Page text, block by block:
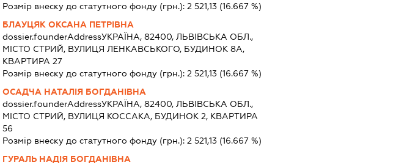
Розмір внеску до статутного фонду (грн.): 2 521,13(16.667 %)
БЛАУЦЯК ОКСАНА ПЕТРІВНА
dossier.founderAddressУКРАЇНА, 82400, ЛЬВІВСЬКА ОБЛ.,
МІСТО СТРИЙ, ВУЛИЦЯ ЛЕНКАВСЬКОГО, БУДИНОК 8А,
КВАРТИРА 27
Розмір внеску до статутного фонду (грн.): 2 521,13(16.667 %)
ОСАДЧА НАТАЛІЯ БОГДАНІВНА
dossier.founderAddressУКРАЇНА, 82400, ЛЬВІВСЬКА ОБЛ.,
МІСТО СТРИЙ, ВУЛИЦЯ КОССАКА, БУДИНОК 2, КВАРТИРА
56
Розмір внеску до статутного фонду (грн.): 2 521,13(16.667 %)
ГУРАЛЬ НАДІЯ БОГДАНІВНА